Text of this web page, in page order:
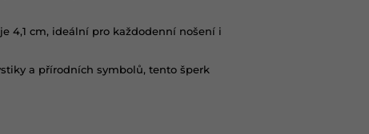
4,1 cm, ideální pro každodenní nošení i
a přírodních symbolů, tento šperk